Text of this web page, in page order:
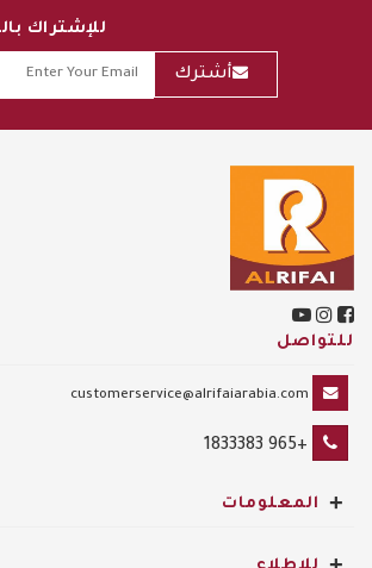
للإشتراك
أشترك
للتواصل
customerservice@alrifaiarabia.com
+965 1833383
المعلومات +